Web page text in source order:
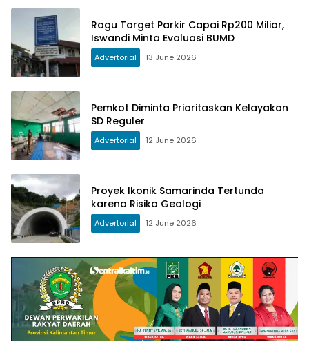
Ragu Target Parkir Capai Rp200 Miliar,
Iswandi Minta Evaluasi BUMD
Advertorial 13 June 2026
Pemkot Diminta Prioritaskan Kelayakan
SD Reguler
Advertorial 12 June 2026
Proyek Ikonik Samarinda Tertunda
karena Risiko Geologi
Advertorial 12 June 2026